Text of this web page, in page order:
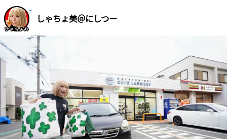
しゃちょ美＠にしつー